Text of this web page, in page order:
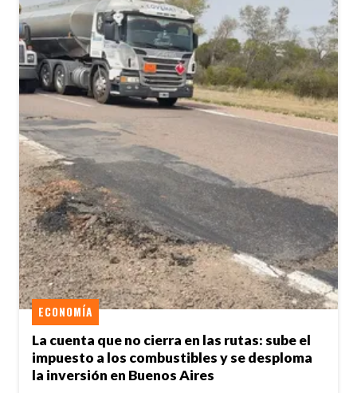
La cuenta que no cierra en las rutas: sube el
impuesto a los combustibles y se desploma
la inversión en Buenos Aires
ECONOMÍA